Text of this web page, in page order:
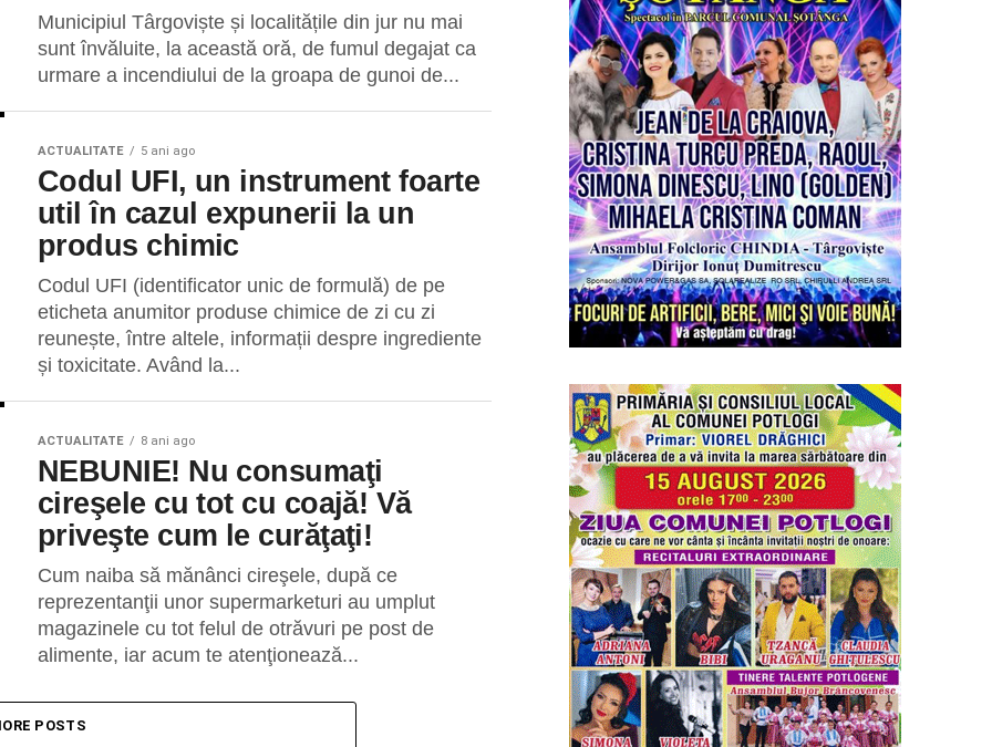
Municipiul Târgoviște și localitățile din jur nu mai
sunt învăluite, la această oră, de fumul degajat ca
urmare a incendiului de la groapa de gunoi de...
ACTUALITATE 5 ani ago
Codul UFI, un instrument foarte
util în cazul expunerii la un
produs chimic
Codul UFI (identificator unic de formulă) de pe
eticheta anumitor produse chimice de zi cu zi
reunește, între altele, informații despre ingrediente
și toxicitate. Având la...
ACTUALITATE 8 ani ago
NEBUNIE! Nu consumaţi
cireşele cu tot cu coajă! Vă
priveşte cum le curăţaţi!
Cum naiba să mănânci cireşele, după ce
reprezentanţii unor supermarketuri au umplut
magazinele cu tot felul de otrăvuri pe post de
alimente, iar acum te atenţionează...
POSTS